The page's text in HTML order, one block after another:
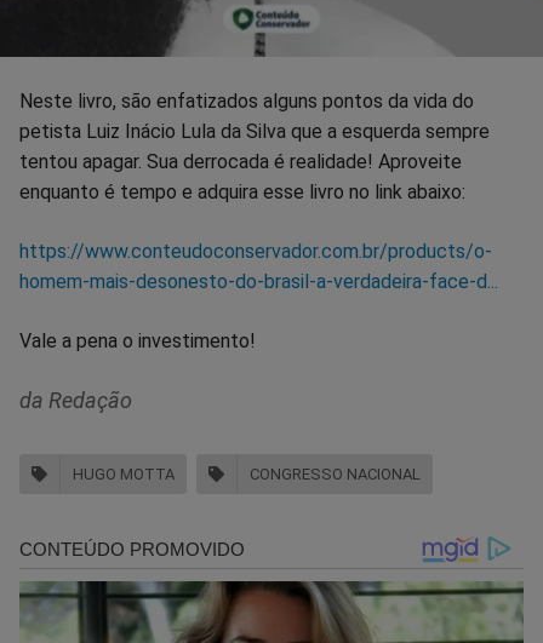
Neste livro, são enfatizados alguns pontos da vida do
petista Luiz Inácio Lula da Silva que a esquerda sempre
tentou apagar. Sua derrocada é realidade! Aproveite
enquanto é tempo e adquira esse livro no link abaixo:
https://www.conteudoconservador.com.br/products/o-
homem-mais-desonesto-do-brasil-a-verdadeira-face-d...
Vale a pena o investimento!
da Redação
HUGO MOTTA CONGRESSO NACIONAL